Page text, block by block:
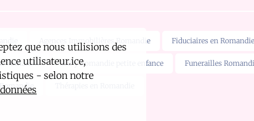
que nous utilisions des
utilisateur.ice,
- selon notre
Agences Immobilières Romandie Fiduciaires en Romandie
Romandie Baby Romandie petite enfance Funerailles